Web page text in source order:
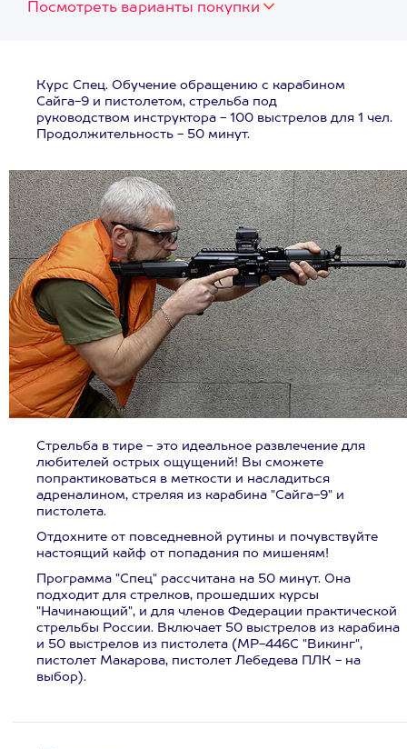
Посмотреть варианты покупки
Курс Спец. Обучение обращению с карабином
Сайга-9 и пистолетом, стрельба под
руководством инструктора - 100 выстрелов для 1 чел.
Продолжительность - 50 минут.
Стрельба в тире - это идеальное развлечение для
любителей острых ощущений! Вы сможете
попрактиковаться в меткости и насладиться
адреналином, стреляя из карабина "Сайга-9" и
пистолета.
Отдохните от повседневной рутины и почувствуйте
настоящий кайф от попадания по мишеням!
Программа "Спец" рассчитана на 50 минут. Она
подходит для стрелков, прошедших курсы
"Начинающий", и для членов Федерации практической
стрельбы России. Включает 50 выстрелов из карабина
и 50 выстрелов из пистолета (МР-446С "Викинг",
пистолет Макарова, пистолет Лебедева ПЛК - на
выбор).